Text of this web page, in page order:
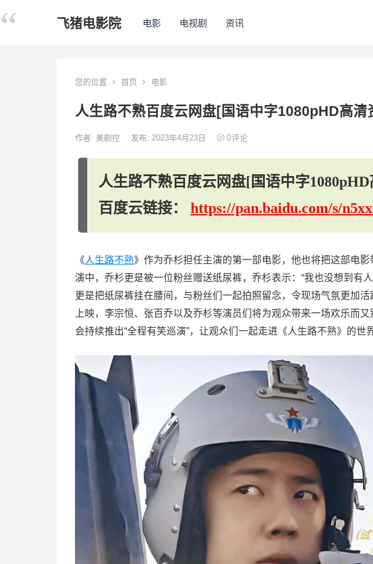
飞猪电影院 电影 电视剧 资讯
您的位置 首页 电影
人生路不熟百度云网盘[国语中字1080pHD高清
作者: 美剧控 发布: 2023年4月23日 0评论
人生路不熟百度云网盘[国语中字
百度云链接： https://pan.baidu.com/s/
《人生路不熟》作为乔杉担任主演的第一部电影，他也将把这部电
演中，乔杉更是被一位粉丝赠送纸尿裤，乔杉表示：“我也没想到有
更是把纸尿裤挂在腰间，与粉丝们一起拍照留念，令现场气氛更
上映，李宗恒、张百乔以及乔杉等演员们将为观众带来一场欢乐而
会持续推出“全程有笑巡演”，让观众们一起走进《人生路不熟》的世